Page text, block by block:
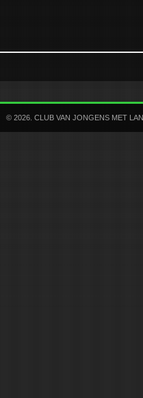
© 2026. CLUB VAN JONGENS MET